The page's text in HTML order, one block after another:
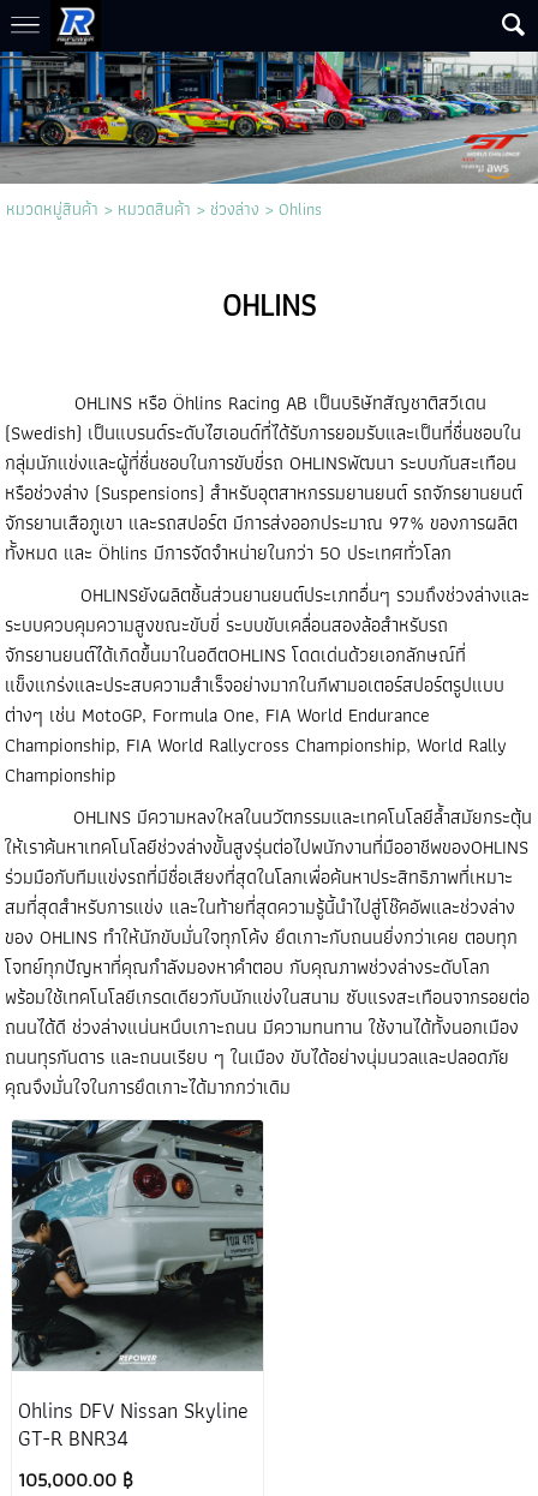
หมวดหมู่สินค้า > หมวดสินค้า > ช่วงล่าง >Ohlins
OHLINS
OHLINS หรือ Öhlins Racing AB เป็นบริษัทสัญชาติสวีเดน
(Swedish) เป็นแบรนด์ระดับไฮเอนด์ที่ได้รับการยอมรับและเป็นที่ชื่นชอบใน
กลุ่มนักแข่งและผู้ที่ชื่นชอบในการขับขี่รถ OHLINSพัฒนา ระบบกันสะเทือน
หรือช่วงล่าง (Suspensions) สำหรับอุตสาหกรรมยานยนต์ รถจักรยานยนต์
จักรยานเสือภูเขา และรถสปอร์ต มีการส่งออกประมาณ 97% ของการผลิต
ทั้งหมด และ Öhlins มีการจัดจำหน่ายในกว่า 50 ประเทศทั่วโลก
OHLINSยังผลิตชิ้นส่วนยานยนต์ประเภทอื่นๆ รวมถึงช่วงล่างและ
ระบบควบคุมความสูงขณะขับขี่ ระบบขับเคลื่อนสองล้อสำหรับรถ
จักรยานยนต์ได้เกิดขึ้นมาในอดีตOHLINS โดดเด่นด้วยเอกลักษณ์ที่
แข็งแกร่งและประสบความสำเร็จอย่างมากในกีฬามอเตอร์สปอร์ตรูปแบบ
ต่างๆ เช่น MotoGP, Formula One, FIA World Endurance
Championship, FIA World Rallycross Championship, World Rally
Championship
OHLINS มีความหลงใหลในนวัตกรรมและเทคโนโลยีล้ำสมัยกระตุ้น
ให้เราค้นหาเทคโนโลยีช่วงล่างขั้นสูงรุ่นต่อไปพนักงานที่มืออาชีพของOHLINS
ร่วมมือกับทีมแข่งรถที่มีชื่อเสียงที่สุดในโลกเพื่อค้นหาประสิทธิภาพที่เหมาะ
สมที่สุดสำหรับการแข่ง และในท้ายที่สุดความรู้นี้นำไปสู่โช๊คอัพและช่วงล่าง
ของ OHLINS ทำให้นักขับมั่นใจทุกโค้ง ยึดเกาะกับถนนยิ่งกว่าเคย ตอบทุก
โจทย์ทุกปัญหาที่คุณกำลังมองหาคำตอบ กับคุณภาพช่วงล่างระดับโลก
พร้อมใช้เทคโนโลยีเกรดเดียวกับนักแข่งในสนาม ซับแรงสะเทือนจากรอยต่อ
ถนนได้ดี ช่วงล่างแน่นหนึบเกาะถนน มีความทนทาน ใช้งานได้ทั้งนอกเมือง
ถนนทุรกันดาร และถนนเรียบ ๆ ในเมือง ขับได้อย่างนุ่มนวลและปลอดภัย
คุณจึงมั่นใจในการยึดเกาะได้มากกว่าเดิม
Ohlins DFV Nissan Skyline
GT-R BNR34
105,000.00 ฿